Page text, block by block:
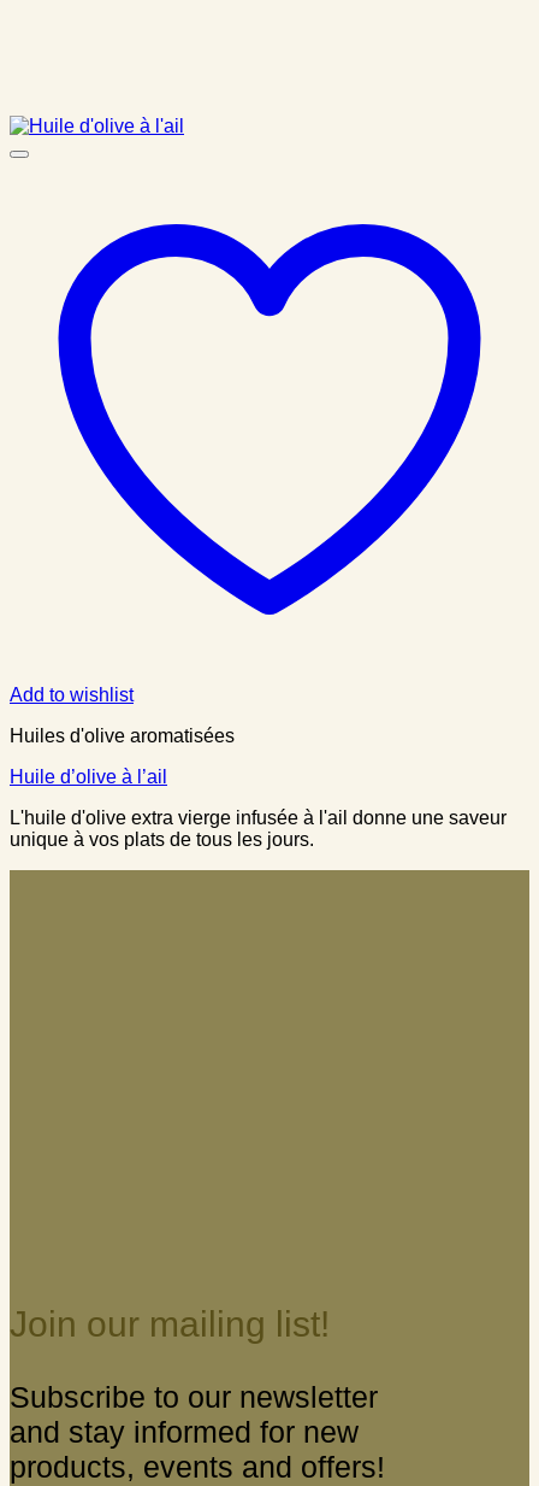
Add to wishlist
Huiles d'olive aromatisées
Huile d’olive à l’ail
L'huile d'olive extra vierge infusée à l'ail donne une saveur
unique à vos plats de tous les jours.
Join our mailing list!
Subscribe to our newsletter
and stay informed for new
products, events and offers!